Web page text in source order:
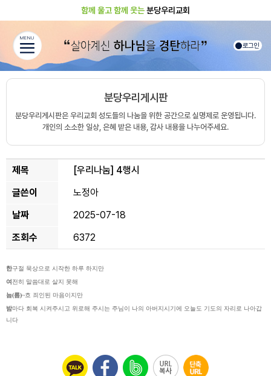
함께 울고 함께 웃는분당우리교회
로그인
MENU
분당우리게시판
분당우리게시판은 우리교회 성도들의 나눔을 위한 공간으로 실명제로 운영됩니다.
개인의 소소한 일상, 은혜 받은 내용, 감사 내용을 나누어주세요.
제목 [우리나눔] 4행시
글쓴이
노정아
날짜
2025-07-18
조회수
6372
한구절 묵상으로 시작한 하루 하지만
여 전히 말씀대로 살지 못해
늠(름)~흐 죄인된 마음이지만
밤마다 회복 시켜주시고 위로해 주시는 주님이 나의 아버지시기에 오늘도 기도의 자리로 나아갑
니다